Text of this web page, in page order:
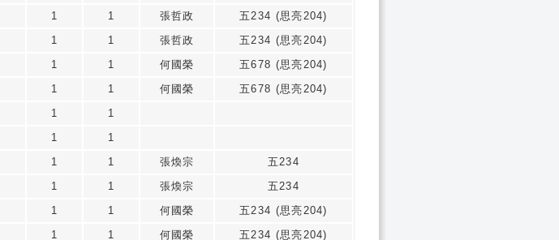
1 1 張哲政
五234 (思亮204)
1 1 張哲政
五234 (思亮204)
1 1 何國榮
五678 (思亮204)
1 1 何國榮
五678 (思亮204)
1
1
1
1
1 1 張煥宗
五234
1 1 張煥宗
五234
1 1 何國榮
五234 (思亮204)
1 1 何國榮
五234 (思亮204)